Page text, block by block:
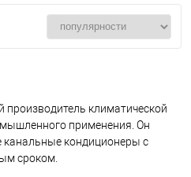
климатической
применения. Он
канальные кондиционеры с
сроком.